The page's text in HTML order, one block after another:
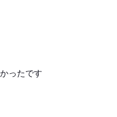
ったです